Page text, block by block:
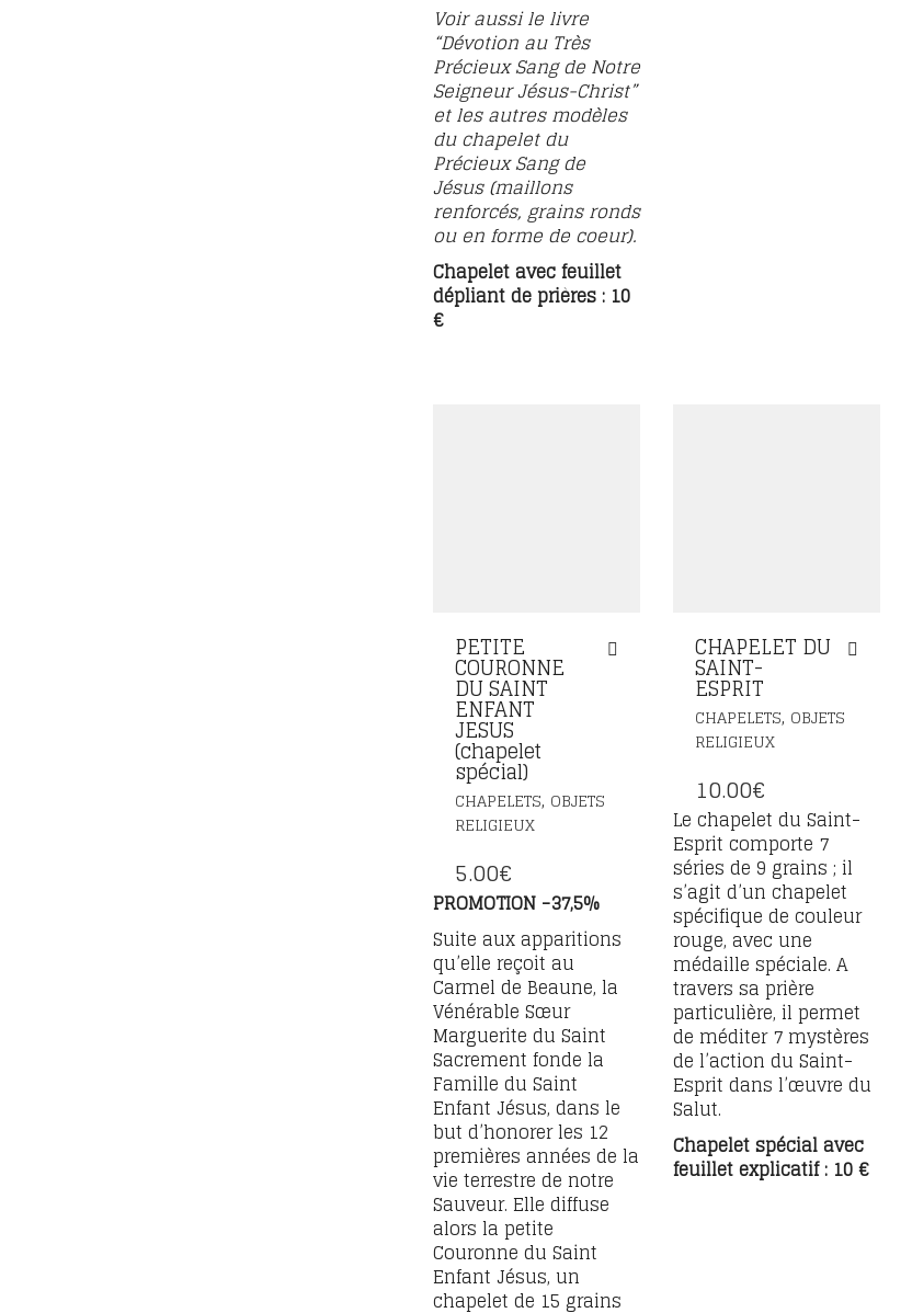
Voir aussi le livre
“Dévotion au Très
Précieux Sang de Notre
Seigneur Jésus-Christ”
et les autres modèles
du chapelet du
Précieux Sang de
Jésus (maillons
renforcés, grains ronds
ou en forme de coeur).
Chapelet avec feuillet
dépliant de prières : 10
€
PETITE
COURONNE
DU SAINT
ENFANT
JESUS
(chapelet
spécial)
CHAPELETS, OBJETS
RELIGIEUX
5.00€
PROMOTION -37,5%
Suite aux apparitions
qu’elle reçoit au
Carmel de Beaune, la
Vénérable Sœur
Marguerite du Saint
Sacrement fonde la
Famille du Saint
Enfant Jésus, dans le
but d’honorer les 12
premières années de la
vie terrestre de notre
Sauveur. Elle diffuse
alors la petite
Couronne du Saint
Enfant Jésus, un
chapelet de 15 grains
CHAPELET DU
SAINT-
ESPRIT
CHAPELETS, OBJETS
RELIGIEUX
10.00€
Le chapelet du Saint-
Esprit comporte 7
séries de 9 grains ; il
s’agit d’un chapelet
spécifique de couleur
rouge, avec une
médaille spéciale. A
travers sa prière
particulière, il permet
de méditer 7 mystères
de l’action du Saint-
Esprit dans l’œuvre du
Salut.
Chapelet spécial avec
feuillet explicatif : 10 €